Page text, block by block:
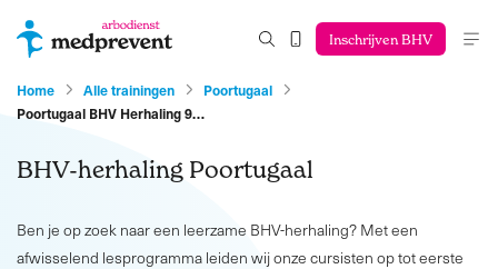
Inschrijven BHV
Home Alle trainingen
Poortugaal
Poortugaal BHV Herhaling 9…
BHV-herhaling Poortugaal
Ben je op zoek naar een leerzame BHV-herhaling? Met een
afwisselend lesprogramma leiden wij onze cursisten op tot eerste